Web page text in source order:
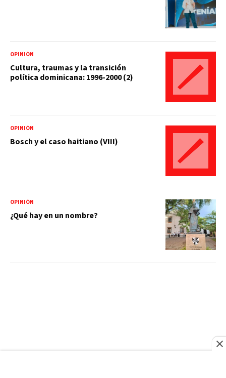
OPINIÓN
Cultura, traumas y la transición
política dominicana: 1996-2000 (2)
OPINIÓN
Bosch y el caso haitiano (VIII)
OPINIÓN
¿Qué hay en un nombre?